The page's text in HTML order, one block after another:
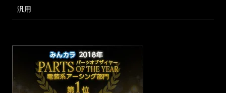
汎用